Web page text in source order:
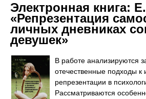
Электронная книга:
«Репрезентация
личных дневниках
девушек»
В работе анализируются
отечественные подходы
репрезентации в
Рассматриваются